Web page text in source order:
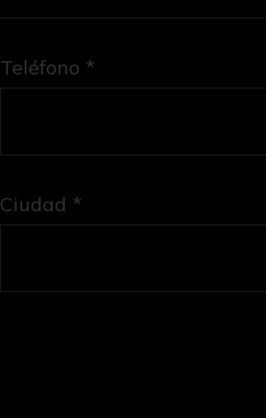
Teléfono *
Ciudad *